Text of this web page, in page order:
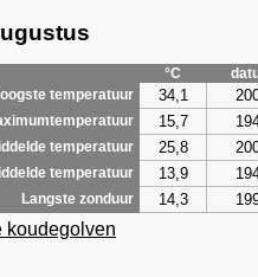
°C
temperatuur
34,1
15,7
temperatuur 25,8
temperatuur 13,9
Langste zonduur 14,3
koudegolven